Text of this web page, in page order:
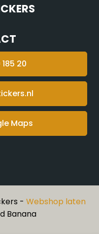
20
Maps
- Webshop laten
Banana